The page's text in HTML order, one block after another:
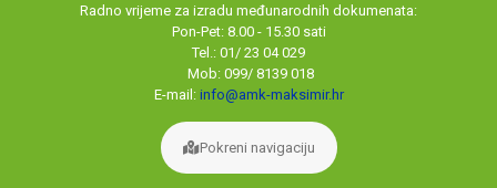
Radno vrijeme za izradu međunarodnih dokumenata:
Pon-Pet: 8.00 - 15.30 sati
Tel.: 01/ 23 04 029
Mob: 099/ 8139 018
E-mail: info@amk-maksimir.hr
Pokreni navigaciju